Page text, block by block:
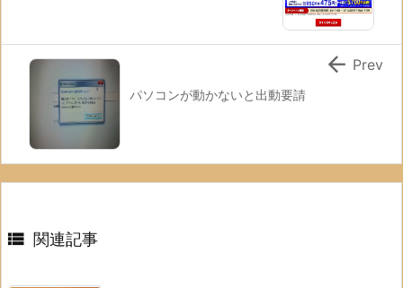
パソコンが動かないと出動要請
 Prev
 関連記事